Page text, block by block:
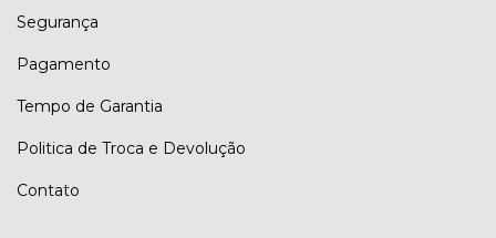
Segurança
Pagamento
Tempo de Garantia
Politica de Troca e Devolução
Contato